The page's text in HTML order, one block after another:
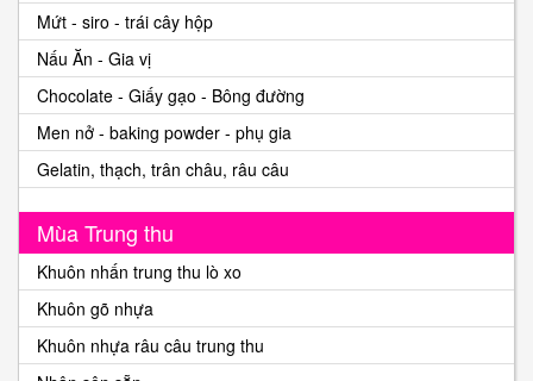
Mứt - siro - trái cây hộp
Nấu Ăn - Gia vị
Chocolate - Giấy gạo - Bông đường
Men nở - baking powder - phụ gia
Gelatin, thạch, trân châu, râu câu
Mùa Trung thu
Khuôn nhấn trung thu lò xo
Khuôn gõ nhựa
Khuôn nhựa râu câu trung thu